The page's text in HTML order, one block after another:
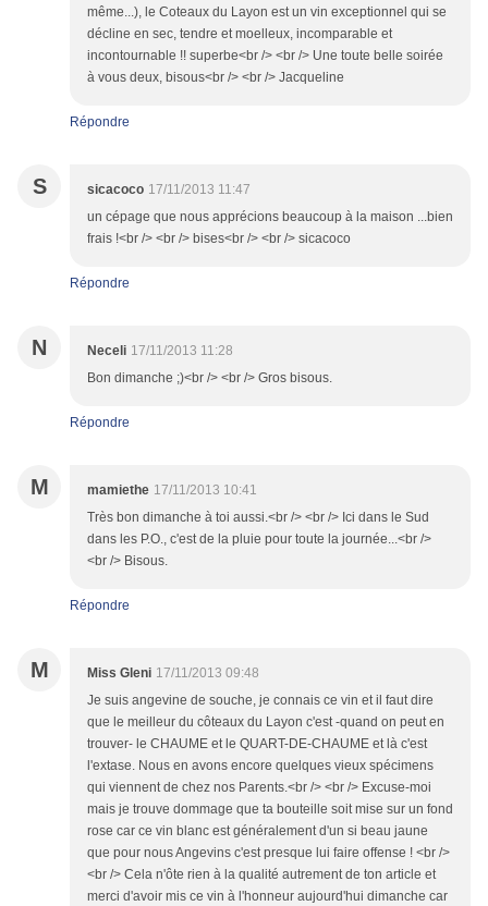
même...), le Coteaux du Layon est un vin exceptionnel qui se
décline en sec, tendre et moelleux, incomparable et
incontournable !! superbe<br /> <br /> Une toute belle soirée
à vous deux, bisous<br /> <br /> Jacqueline
Répondre
S sicacoco 17/11/2013 11:47
un cépage que nous apprécions beaucoup à la maison ...bien
frais !<br /> <br /> bises<br /> <br /> sicacoco
Répondre
N Neceli 17/11/2013 11:28
Bon dimanche ;)<br /> <br /> Gros bisous.
Répondre
M mamiethe 17/11/2013 10:41
Très bon dimanche à toi aussi.<br /> <br /> Ici dans le Sud
dans les P.O., c'est de la pluie pour toute la journée...<br />
<br /> Bisous.
Répondre
M Miss Gleni 17/11/2013 09:48
Je suis angevine de souche, je connais ce vin et il faut dire
que le meilleur du côteaux du Layon c'est -quand on peut en
trouver- le CHAUME et le QUART-DE-CHAUME et là c'est
l'extase. Nous en avons encore quelques vieux spécimens
qui viennent de chez nos Parents.<br /> <br /> Excuse-moi
mais je trouve dommage que ta bouteille soit mise sur un fond
rose car ce vin blanc est généralement d'un si beau jaune
que pour nous Angevins c'est presque lui faire offense ! <br />
<br /> Cela n'ôte rien à la qualité autrement de ton article et
merci d'avoir mis ce vin à l'honneur aujourd'hui dimanche car